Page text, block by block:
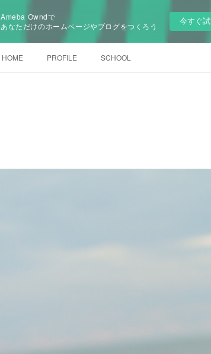
Ameba Owndで
あなただけのホームページやブログをつくろう
今すぐ
HOME PROFILE SCHOOL